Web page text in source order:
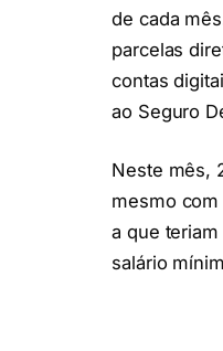
de cada
parcelas
contas
ao Seguro
Neste mês,
mesmo
a que
salário